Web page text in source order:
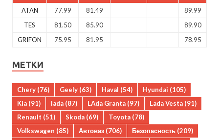
ATAN 77.99 81.49
89.99
TES
81.50 85.90
89.90
GRIFON
75.95 81.95 78.95
МЕТКИ
Chery (76) Geely (63) Haval (54) Hyundai (105)
Kia (91) lada (87) LAda Granta (97) Lada Vesta (91)
Renault (51) Skoda (69) Toyota (78)
Volkswagen (85) Автоваз (706) Безопасность (209)